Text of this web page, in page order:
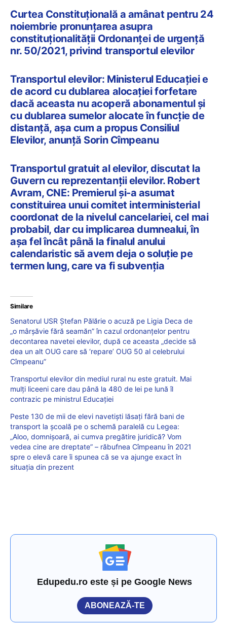
Curtea Constituțională a amânat pentru 24
noiembrie pronunțarea asupra
constituționalității Ordonanței de urgență
nr. 50/2021, privind transportul elevilor
Transportul elevilor: Ministerul Educației e
de acord cu dublarea alocației forfetare
dacă aceasta nu acoperă abonamentul și
cu dublarea sumelor alocate în funcție de
distanță, așa cum a propus Consiliul
Elevilor, anunță Sorin Cîmpeanu
Transportul gratuit al elevilor, discutat la
Guvern cu reprezentanții elevilor. Robert
Avram, CNE: Premierul și-a asumat
constituirea unui comitet interministerial
coordonat de la nivelul cancelariei, cel mai
probabil, dar cu implicarea dumnealui, în
așa fel încât până la finalul anului
calendaristic să avem deja o soluție pe
termen lung, care va fi subvenția
Similare
Senatorul USR Ștefan Pălărie o acuză pe Ligia Deca de
„o mârșăvie fără seamăn” în cazul ordonanțelor pentru
decontarea navetei elevilor, după ce aceasta „decide să
dea un alt OUG care să ‘repare’ OUG 50 al celebrului
Cîmpeanu”
Transportul elevilor din mediul rural nu este gratuit. Mai
mulți liceeni care dau până la 480 de lei pe lună îl
contrazic pe ministrul Educației
Peste 130 de mii de elevi navetiști lăsați fără bani de
transport la școală pe o schemă paralelă cu Legea:
„Aloo, domnișoară, ai cumva pregătire juridică? Vom
vedea cine are dreptate” – răbufnea Cîmpeanu în 2021
spre o elevă care îi spunea că se va ajunge exact în
situația din prezent
Edupedu.ro este și pe Google News
ABONEAZĂ-TE